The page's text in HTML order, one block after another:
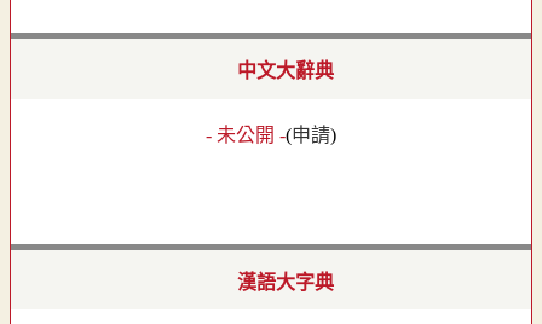
中文大辭典
- 未公開 -(申請)
漢語大字典